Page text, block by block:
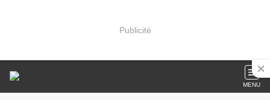
Publicité
MENU